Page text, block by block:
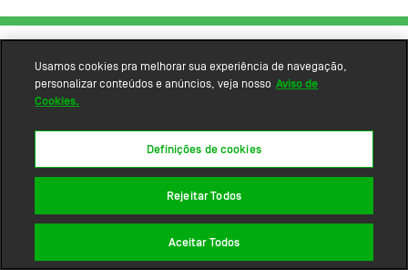
Usamos cookies pra melhorar sua experiência de navegação,
personalizar conteúdos e anúncios, veja nosso Aviso de
Cookies.
Definições de cookies
Rejeitar Todos
Aceitar Todos